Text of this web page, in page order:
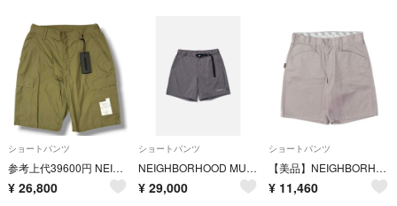
ショートパンツ
参考上代39600円 NEIGHBORHOOD 2026 BDU SHORT PANTS ショーツ ハーフパンツ ネイバーフッド 261SPNH-PTM02 オリーブ M （20413M）
¥ 26,800
ショートパンツ
NEIGHBORHOOD MULTIFUNCTIONAL SHORT PANTS
¥ 29,000
ショートパンツ
【美品】NEIGHBORHOOD ネイバーフッド パンツ グレー サイズ:S 20SS L字ポケット T/Cツイル ワイド ワークショーツ WP. WIDE / EC-ST ボトムス ショートパンツ【メンズ】【中古】【K4885】
¥ 11,460